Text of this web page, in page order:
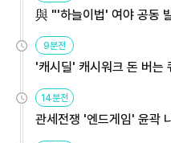
與 "'하늘이법' 여야 공동
9분전
'캐시딜' 캐시워크 돈 버는
14분전
관세전쟁 '엔드게임' 윤곽